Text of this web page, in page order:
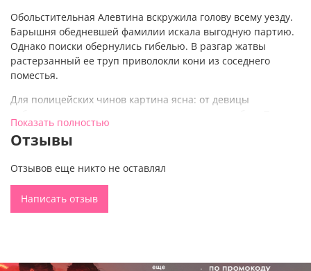
Обольстительная Алевтина вскружила голову всему уезду.
Барышня обедневшей фамилии искала выгодную партию.
Однако поиски обернулись гибелью. В разгар жатвы
растерзанный ее труп приволокли кони из соседнего
поместья.
Для полицейских чинов картина ясна: от девицы
подозрением бравый поручик — наследник немалого
состояния и лучший друг скульптора Флоренция
Флоренций уверен, что подлинный злодей прячется где-то
рядом, а причина гибели несчастной связана с тайной
черной жемчужины, что однажды была найдена
интересные книги в сеттинге Российской империи,
Показать полностью
Отзывы
Отзывов еще никто не оставлял
Написать отзыв